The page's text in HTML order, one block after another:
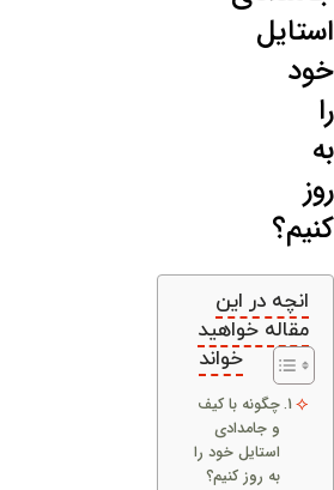
استایل
خود
را
به
روز
کنیم؟
انچه در این
مقاله خواهید
خواند
چگونه با کیف
و جامدادی
استایل خود را
به روز کنیم؟